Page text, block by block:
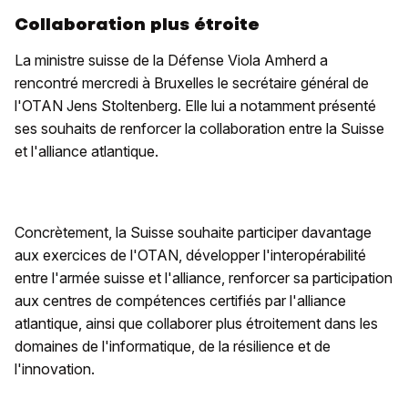
Collaboration plus étroite
La ministre suisse de la Défense Viola Amherd a
rencontré mercredi à Bruxelles le secrétaire général de
l'OTAN Jens Stoltenberg. Elle lui a notamment présenté
ses souhaits de renforcer la collaboration entre la Suisse
et l'alliance atlantique.
Concrètement, la Suisse souhaite participer davantage
aux exercices de l'OTAN, développer l'interopérabilité
entre l'armée suisse et l'alliance, renforcer sa participation
aux centres de compétences certifiés par l'alliance
atlantique, ainsi que collaborer plus étroitement dans les
domaines de l'informatique, de la résilience et de
l'innovation.